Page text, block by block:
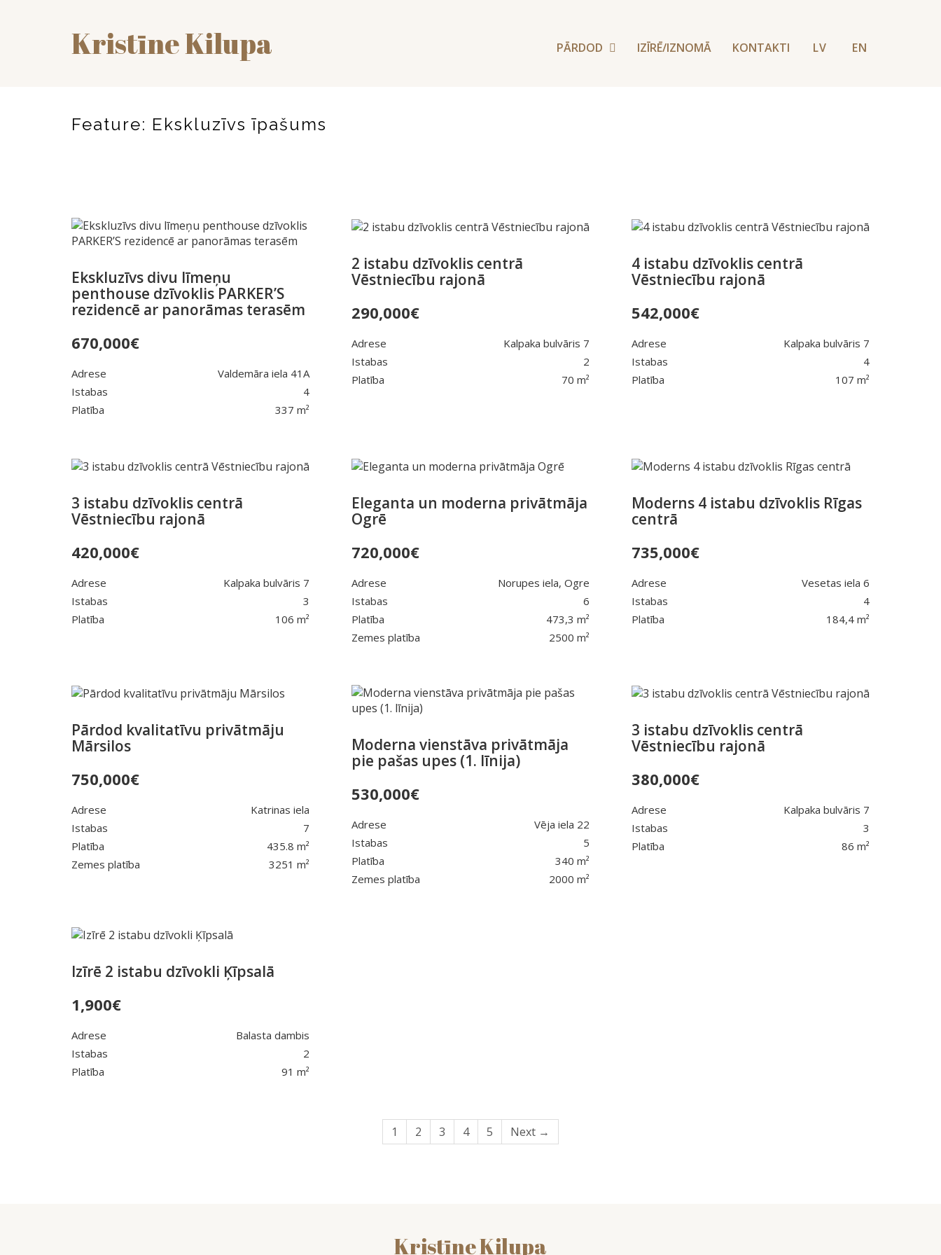
Kristīne Kilupa PĀRDOD IZĪRĒ/IZNOMĀ KONTAKTI LV EN
Feature: Ekskluzīvs īpašums
Ekskluzīvs divu līmeņu
penthouse dzīvoklis PARKER’S
rezidencē ar panorāmas terasēm
670,000€
Adrese
Valdemāra iela 41A
Istabas
4
Platība
337 m²
2 istabu dzīvoklis centrā
Vēstniecību rajonā
290,000€
Adrese
Kalpaka bulvāris 7
Istabas
2
Platība
70 m²
4 istabu dzīvoklis centrā
Vēstniecību rajonā
542,000€
Adrese
Kalpaka bulvāris 7
Istabas
4
Platība
107 m²
3 istabu dzīvoklis centrā
Vēstniecību rajonā
420,000€
Adrese
Kalpaka bulvāris 7
Istabas
3
Platība
106 m²
Eleganta un moderna privātmāja
Ogrē
720,000€
Adrese
Norupes iela, Ogre
Istabas
6
Platība
473,3 m²
Zemes platība
2500 m²
Moderns 4 istabu dzīvoklis Rīgas
centrā
735,000€
Adrese
Vesetas iela 6
Istabas
4
Platība
184,4 m²
Pārdod kvalitatīvu privātmāju
Mārsilos
750,000€
Adrese
Katrinas iela
Istabas
7
Platība
435.8 m²
Zemes platība
3251 m²
Moderna vienstāva privātmāja
pie pašas upes (1. līnija)
530,000€
Adrese
Vēja iela 22
Istabas
5
Platība
340 m²
Zemes platība
2000 m²
3 istabu dzīvoklis centrā
Vēstniecību rajonā
380,000€
Adrese
Kalpaka bulvāris 7
Istabas
3
Platība
86 m²
Izīrē 2 istabu dzīvokli Ķīpsalā
1,900€
Adrese
Balasta dambis
Istabas
2
Platība
91 m²
1 2 3 4 5 Next →
Kristīne Kilupa